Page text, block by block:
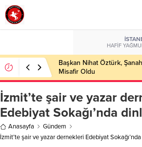
HAFIF
Başkan Nihat Öztürk,
Misafir Oldu
İzmit’te şair ve yazar
Edebiyat Sokağı’nda
Anasayfa
Gündem
İzmit’te şair ve yazar dernekleri Edebiyat